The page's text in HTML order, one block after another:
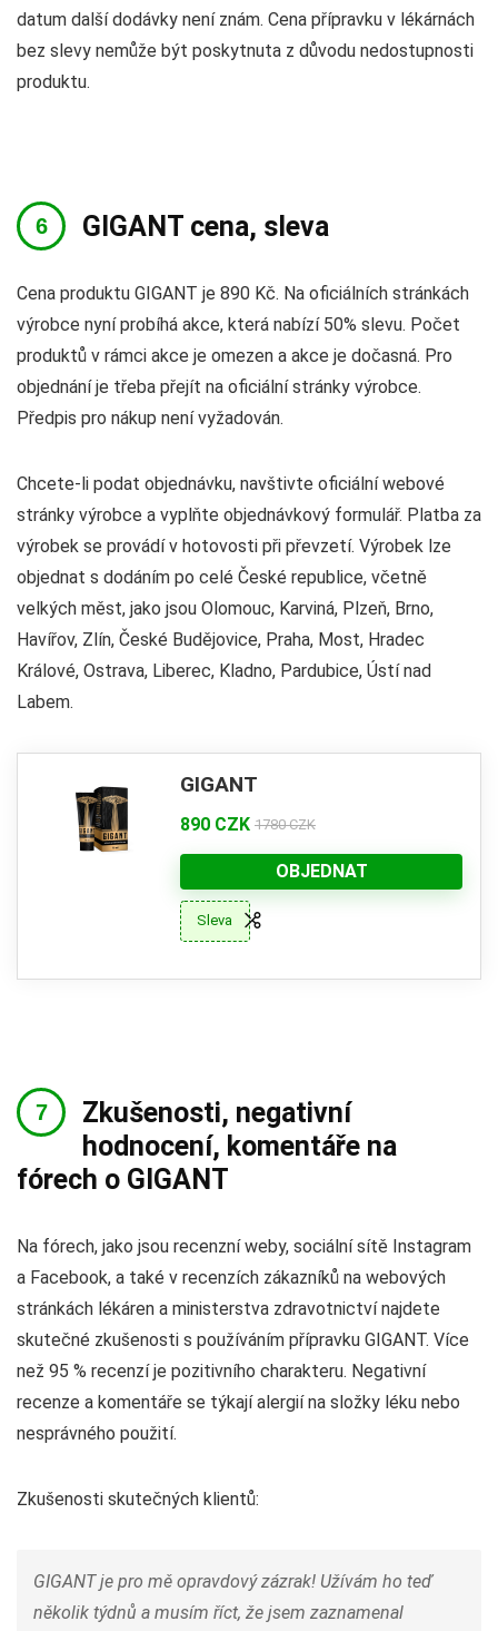
datum další dodávky není znám. Cena přípravku v lékárnách
bez slevy nemůže být poskytnuta z důvodu nedostupnosti
produktu.
GIGANT cena, sleva
Cena produktu GIGANT je 890 Kč. Na oficiálních stránkách
výrobce nyní probíhá akce, která nabízí 50% slevu. Počet
produktů v rámci akce je omezen a akce je dočasná. Pro
objednání je třeba přejít na oficiální stránky výrobce.
Předpis pro nákup není vyžadován.
Chcete-li podat objednávku, navštivte oficiální webové
stránky výrobce a vyplňte objednávkový formulář. Platba za
výrobek se provádí v hotovosti při převzetí. Výrobek lze
objednat s dodáním po celé České republice, včetně
velkých měst, jako jsou Olomouc, Karviná, Plzeň, Brno,
Havířov, Zlín, České Budějovice, Praha, Most, Hradec
Králové, Ostrava, Liberec, Kladno, Pardubice, Ústí nad
Labem.
GIGANT
890 CZK 1780 CZK
OBJEDNAT
Sleva
Zkušenosti, negativní
hodnocení, komentáře na
fórech o GIGANT
Na fórech, jako jsou recenzní weby, sociální sítě Instagram
a Facebook, a také v recenzích zákazníků na webových
stránkách lékáren a ministerstva zdravotnictví najdete
skutečné zkušenosti s používáním přípravku GIGANT. Více
než 95 % recenzí je pozitivního charakteru. Negativní
recenze a komentáře se týkají alergií na složky léku nebo
nesprávného použití.
Zkušenosti skutečných klientů:
GIGANT je pro mě opravdový zázrak! Užívám ho teď
několik týdnů a musím říct, že jsem zaznamenal